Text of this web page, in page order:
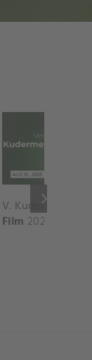
keyboard_arrow_right
Film 2025